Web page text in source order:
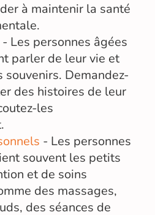
à maintenir la santé
- Les personnes âgées
parler de leur vie et
Demandez-
des histoires de leur
les
- Les personnes
souvent les petits
et de soins
des massages,
des séances de